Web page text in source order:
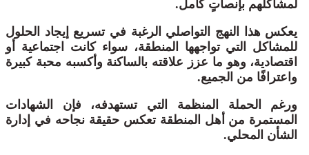
لمشاكلهم بإنصاتٍ كامل.
يعكس هذا النهج التواصلي الرغبة في تسريع إيجاد الحلول
للمشاكل التي تواجهها المنطقة، سواء كانت اجتماعية أو
اقتصادية، وهو ما عزز علاقته بالساكنة وأكسبه محبة كبيرة
واعترافًا من الجميع.
ورغم الحملة المنظمة التي تستهدفه، فإن الشهادات
المستمرة من أهل المنطقة تعكس حقيقة نجاحه في إدارة
الشأن المحلي.